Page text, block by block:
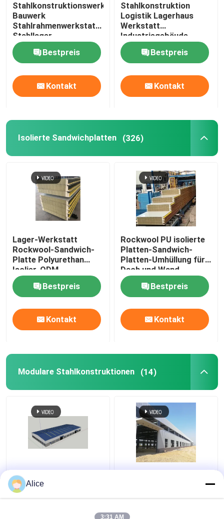
Stahlkonstruktionswerkstatt
Bauwerk
Stahlrahmenwerkstatt
Stahllager
Bestpreis
Kontakt
Stahlkonstruktion
Logistik Lagerhaus
Werkstatt
Industriegebäude
Gewerbegebäude
Bestpreis
Kontakt
Isolierte Sandwichplatten (326)
Lager-Werkstatt
Rockwool-Sandwich-
Platte Polyurethan
Isolier-ODM
Bestpreis
Kontakt
Rockwool PU isolierte
Platten-Sandwich-
Platten-Umhüllung für
Dach und Wand
Bestpreis
Kontakt
Modulare Stahlkonstruktionen (14)
Modulär vorgefertigtes
Stahllager
großflächiges
Alice
3:31 AM